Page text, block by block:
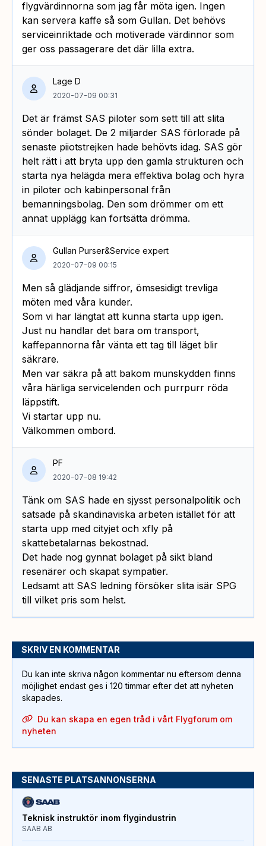
flygvärdinnorna som jag får möta igen. Ingen
kan servera kaffe så som Gullan. Det behövs
serviceinriktade och motiverade värdinnor som
ger oss passagerare det där lilla extra.
Lage D
2020-07-09 00:31
Det är främst SAS piloter som sett till att slita
sönder bolaget. De 2 miljarder SAS förlorade på
senaste piiotstrejken hade behövts idag. SAS gör
helt rätt i att bryta upp den gamla strukturen och
starta nya helägda mera effektiva bolag och hyra
in piloter och kabinpersonal från
bemanningsbolag. Den som drömmer om ett
annat upplägg kan fortsätta drömma.
Gullan Purser&Service expert
2020-07-09 00:15
Men så glädjande siffror, ömsesidigt trevliga
möten med våra kunder.
Som vi har längtat att kunna starta upp igen.
Just nu handlar det bara om transport,
kaffepannorna får vänta ett tag till läget blir
säkrare.
Men var säkra på att bakom munskydden finns
våra härliga servicelenden och purrpurr röda
läppstift.
Vi startar upp nu.
Välkommen ombord.
PF
2020-07-08 19:42
Tänk om SAS hade en sjysst personalpolitik och
satsade på skandinaviska arbeten istället för att
starta upp med cityjet och xfly på
skattebetalarnas bekostnad.
Det hade nog gynnat bolaget på sikt bland
resenärer och skapat sympatier.
Ledsamt att SAS ledning försöker slita isär SPG
till vilket pris som helst.
SKRIV EN KOMMENTAR
Du kan inte skriva någon kommentar nu eftersom denna
möjlighet endast ges i 120 timmar efter det att nyheten
skapades.
Du kan skapa en egen tråd i vårt Flygforum om
nyheten
SENASTE PLATSANNONSERNA
Teknisk instruktör inom flygindustrin
SAAB AB